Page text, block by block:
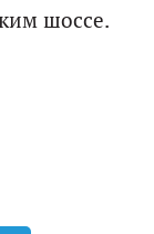
шоссе.